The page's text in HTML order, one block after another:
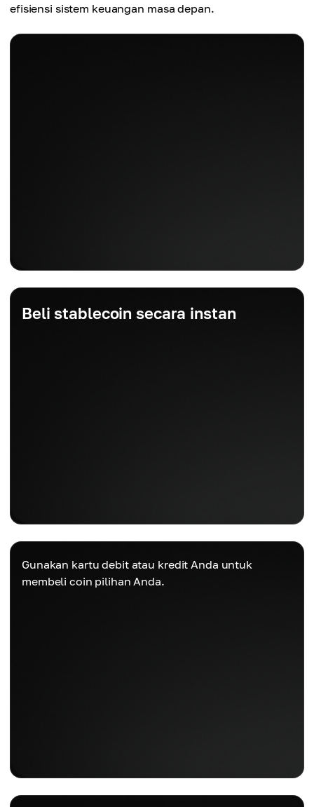
efisiensi sistem keuangan masa depan.
Beli stablecoin secara instan
Gunakan kartu debit atau kredit Anda untuk
membeli coin pilihan Anda.